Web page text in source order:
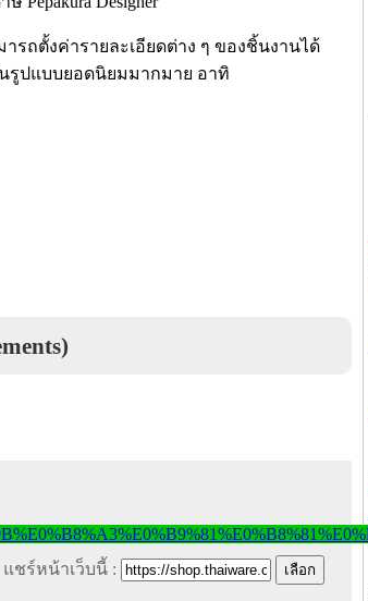
ารถตั้งค่ารายละเอียดต่าง ๆ ของชิ้นงานได้
รูปแบบยอดนิยมมากมาย อาทิ
แชร์หน้าเว็บนี้ :